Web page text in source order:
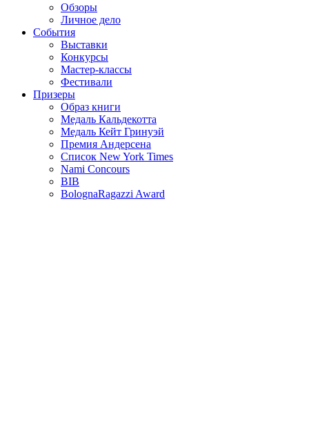
Обзоры
Личное дело
События
Выставки
Конкурсы
Мастер-классы
Фестивали
Призеры
Образ книги
Медаль Кальдекотта
Медаль Кейт Гринуэй
Премия Андерсена
Список New York Times
Nami Concours
BIB
BolognaRagazzi Award